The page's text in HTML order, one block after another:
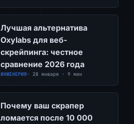
Лучшая альтернатива
Oxylabs для веб-
скрейпинга: честное
сравнение 2026 года
ИНЖЕНЕРИЯ · 28 января · 9 мин
Почему ваш скрапер
ломается после 10 000